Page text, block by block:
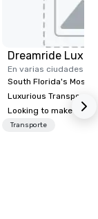
En varias ciudades
South Florida's Most
Luxurious
Looking to make your
to remember? With
Transporte